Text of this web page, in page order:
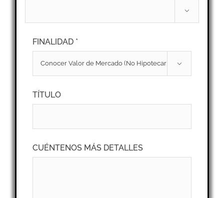

FINALIDAD *

TÍTULO
CUÉNTENOS MÁS DETALLES